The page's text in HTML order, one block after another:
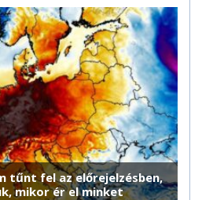
tűnt fel az előrejelzésben,
mikor ér el minket